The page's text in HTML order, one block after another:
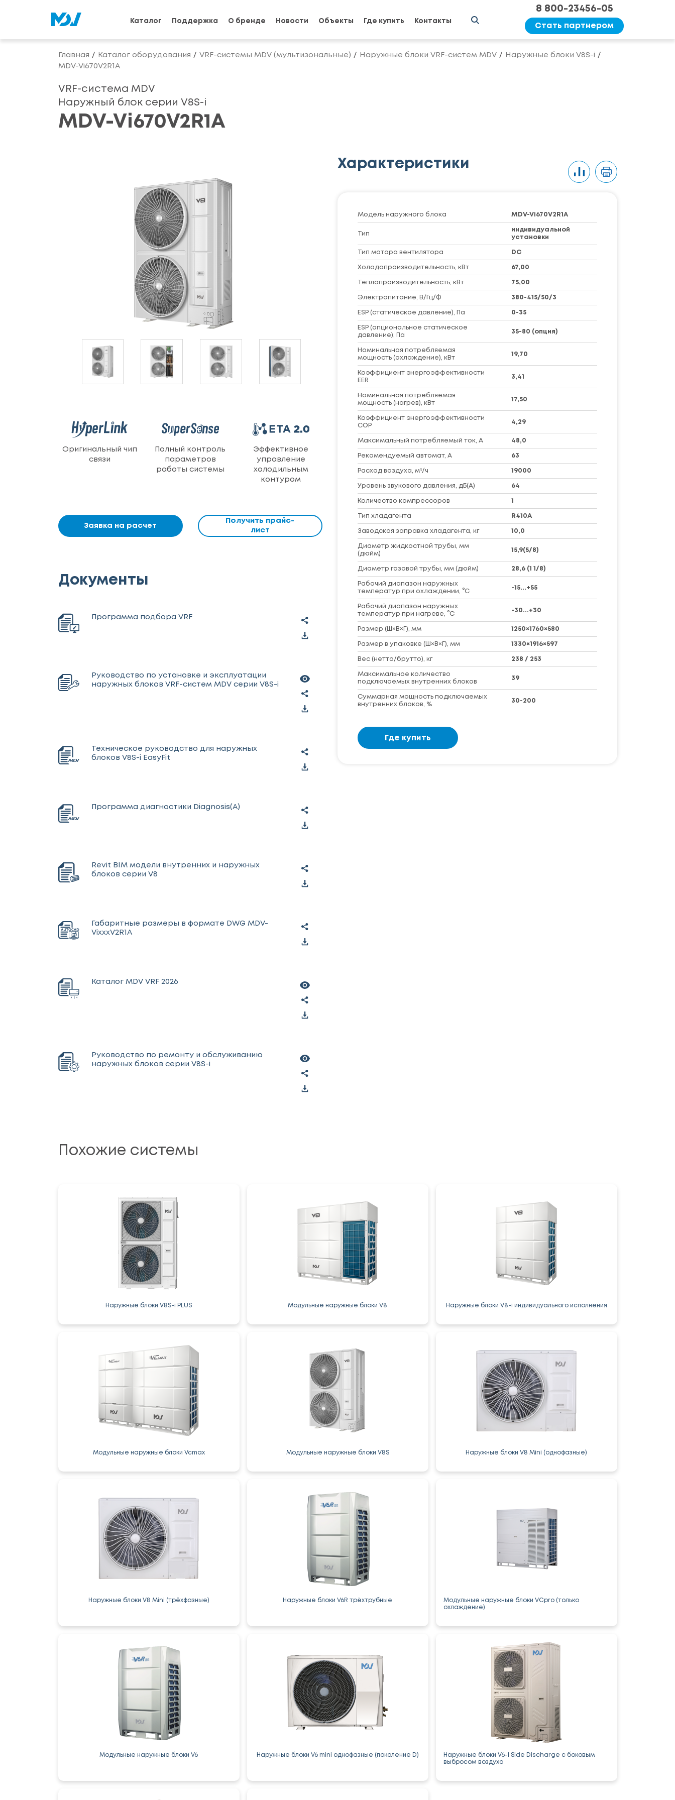
Каталог Поддержка О бренде Новости Объекты Где купить Контакты
8 800-23456-05
Стать партнером
Главная Каталог оборудования VRF-системы MDV (мультизональные) Наружные блоки VRF-систем MDV
Наружные блоки V8S-i
MDV-Vi670V2R1A
VRF-система MDV
Наружный блок серии V8S-i
MDV-Vi670V2R1A
Оригинальный чип
связи
Полный контроль
параметров
работы системы
Эффективное
управление
холодильным
контуром
Заявка на расчет
Получить прайс-
лист
Характеристики
Модель наружного блока MDV-Vi670V2R1A
Тип
индивидуальной
установки
Тип мотора вентилятора DC
Холодопроизводительность, кВт 67,00
Теплопроизводительность, кВт 75,00
Электропитание, В/Гц/Ф 380-415/50/3
ESP (статическое давление), Па 0-35
ESP (опциональное статическое
давление), Па
35-80 (опция)
Номинальная потребляемая
мощность (охлаждение), кВт
19,70
Коэффициент энергоэффективности
EER
3,41
Номинальная потребляемая
мощность (нагрев), кВт
17,50
Коэффициент энергоэффективности
COP
4,29
Максимальный потребляемый ток, А 48,0
Рекомендуемый автомат, А 63
Расход воздуха, м³/ч 19000
Уровень звукового давления, дБ(А) 64
Количество компрессоров 1
Тип хладагента R410A
Заводская заправка хладагента, кг 10,0
Диаметр жидкостной трубы, мм
(дюйм)
15,9(5/8)
Диаметр газовой трубы, мм (дюйм) 28,6 (1 1/8)
Рабочий диапазон наружных
температур при охлаждении, °C
-15...+55
Рабочий диапазон наружных
температур при нагреве, °C
-30...+30
Размер (Ш×В×Г), мм 1250×1760×580
Размер в упаковке (Ш×В×Г), мм 1330×1916×597
Вес (нетто/брутто), кг 238 / 253
Максимальное количество
подключаемых внутренних блоков
39
Суммарная мощность подключаемых
внутренних блоков, %
30-200
Где купить
Документы
Программа подбора VRF
Руководство по установке и эксплуатации
наружных блоков VRF-систем MDV серии V8S-i
Техническое руководство для наружных
блоков V8S-i EasyFit
Программа диагностики Diagnosis(A)
Revit BIM модели внутренних и наружных
блоков серии V8
Габаритные размеры в формате DWG MDV-
VixxxV2R1A
Каталог MDV VRF 2026
Руководство по ремонту и обслуживанию
наружных блоков серии V8S-i
Похожие системы
Наружные блоки V8S-i PLUS Модульные наружные блоки V8 Наружные блоки V8-i индивидуального исполнения
Модульные наружные блоки Vcmax Модульные наружные блоки V8S Наружные блоки V8 Mini (однофазные)
Наружные блоки V8 Mini (трёхфазные) Наружные блоки V6R трёхтрубные
Модульные наружные блоки VCpro (только
охлаждение)
Модульные наружные блоки V6 Наружные блоки V6 mini однофазные (поколение D)
Наружные блоки V6-I Side Discharge с боковым
выбросом воздуха